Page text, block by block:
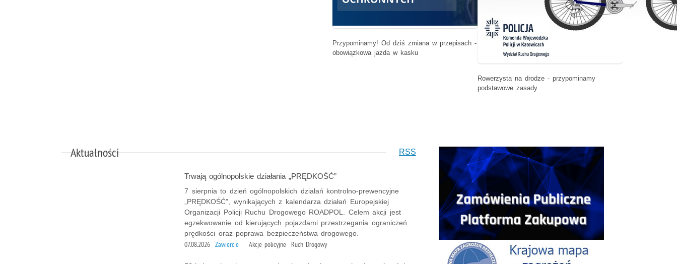
Przypominamy! Od dziś zmiana w przepisach -
obowiązkowa jazda w kasku
Rowerzysta na drodze - przypominamy
podstawowe zasady
Aktualności RSS
Trwają ogólnopolskie działania „PRĘDKOŚĆ”
7 sierpnia to dzień ogólnopolskich działań kontrolno-prewencyjne
„PRĘDKOŚĆ”, wynikających z kalendarza działań Europejskiej
Organizacji Policji Ruchu Drogowego ROADPOL. Celem akcji jest
egzekwowanie od kierujących pojazdami przestrzegania ograniczeń
prędkości oraz poprawa bezpieczeństwa drogowego.
07.08.2026 Zawiercie Akcje policyjne Ruch Drogowy